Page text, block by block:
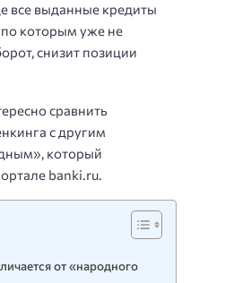
все выданные кредиты
по которым уже не
снизит позиции
сравнить
с другим
который
banki.ru.
от «народного